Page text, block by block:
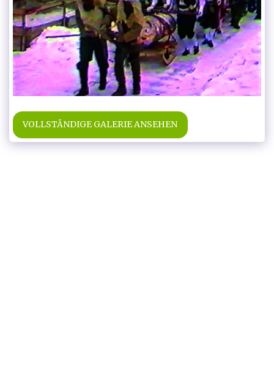
VOLLSTÄNDIGE GALERIE ANSEHEN